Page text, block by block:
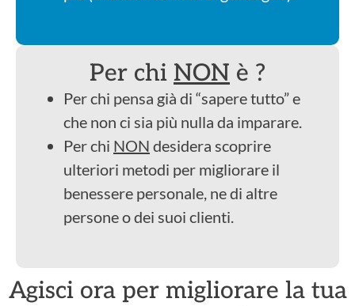
Per chi NON è ?
Per chi pensa già di “sapere tutto” e
che non ci sia più nulla da imparare.
Per chi NON desidera scoprire
ulteriori metodi per migliorare il
benessere personale, ne di altre
persone o dei suoi clienti.
Agisci ora per migliorare la tua